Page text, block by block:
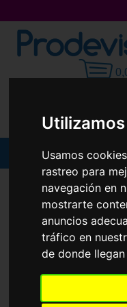
Usamos
rastreo para
navegación en
mostrarte
anuncios
tráfico en
de donde
GAFAS DE SOL PRADA